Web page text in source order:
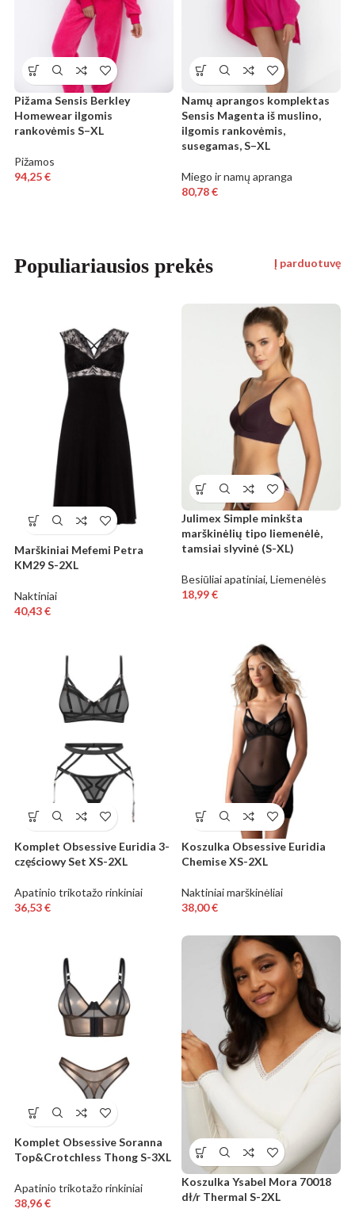
Pižama Sensis Berkley
Homewear ilgomis
rankovėmis S–XL
Pižamos
94,25€
Namų aprangos komplektas
Sensis Magenta iš muslino,
ilgomis rankovėmis,
susegamas, S–XL
Miego ir namų apranga
80,78€
Populiariausios prekės Į parduotuvę
Marškiniai Mefemi Petra
KM29 S-2XL
Naktiniai
40,43€
Julimex Simple minkšta
marškinėlių tipo liemenėlė,
tamsiai slyvinė (S-XL)
Besiūliai apatiniai, Liemenėlės
18,99€
Komplet Obsessive Euridia 3-
częściowy Set XS-2XL
Apatinio trikotažo rinkiniai
36,53€
Koszulka Obsessive Euridia
Chemise XS-2XL
Naktiniai marškinėliai
38,00€
Komplet Obsessive Soranna
Top&Crotchless Thong S-3XL
Apatinio trikotažo rinkiniai
38,96€
Koszulka Ysabel Mora 70018
dł/r Thermal S-2XL